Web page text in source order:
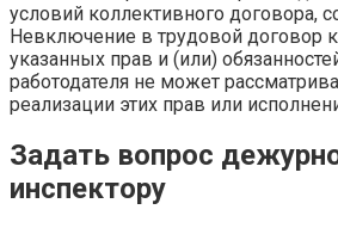
условий коллективного договора,
Невключение в трудовой договор
указанных прав и (или)
работодателя не может
реализации этих прав или
Задать вопрос
инспектору